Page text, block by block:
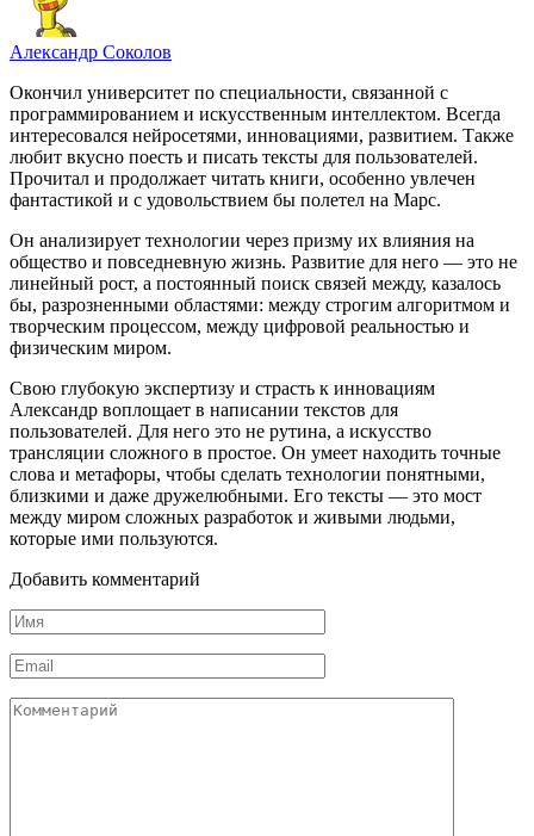
Александр Соколов
Окончил университет по специальности, связанной с
программированием и искусственным интеллектом. Всегда
интересовался нейросетями, инновациями, развитием. Также
любит вкусно поесть и писать тексты для пользователей.
Прочитал и продолжает читать книги, особенно увлечен
фантастикой и с удовольствием бы полетел на Марс.
Он анализирует технологии через призму их влияния на
общество и повседневную жизнь. Развитие для него — это не
линейный рост, а постоянный поиск связей между, казалось
бы, разрозненными областями: между строгим алгоритмом и
творческим процессом, между цифровой реальностью и
физическим миром.
Свою глубокую экспертизу и страсть к инновациям
Александр воплощает в написании текстов для
пользователей. Для него это не рутина, а искусство
трансляции сложного в простое. Он умеет находить точные
слова и метафоры, чтобы сделать технологии понятными,
близкими и даже дружелюбными. Его тексты — это мост
между миром сложных разработок и живыми людьми,
которые ими пользуются.
Добавить комментарий
Имя
*
Email
*
Комментарий